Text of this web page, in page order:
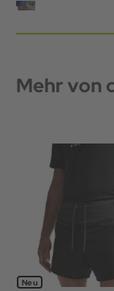
Mehr von
Neu